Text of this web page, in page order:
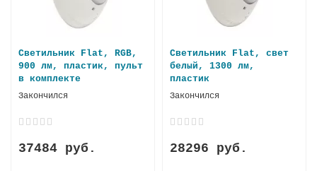
Светильник Flat, RGB,
900 лм, пластик, пульт
в комплекте
Закончился
37484 руб.
Светильник Flat, свет
белый, 1300 лм,
пластик
Закончился
28296 руб.